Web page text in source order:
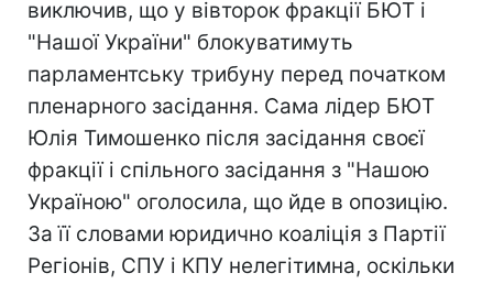
виключив, що у вівторок фракції БЮТ і
"Нашої України" блокуватимуть
парламентську трибуну перед початком
пленарного засідання. Сама лідер БЮТ
Юлія Тимошенко після засідання своєї
фракції і спільного засідання з "Нашою
Україною" оголосила, що йде в опозицію.
За її словами юридично коаліція з Партії
Регіонів, СПУ і КПУ нелегітимна, оскільки